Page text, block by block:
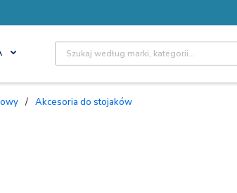
Site Search
/ Akcesoria do stojaków